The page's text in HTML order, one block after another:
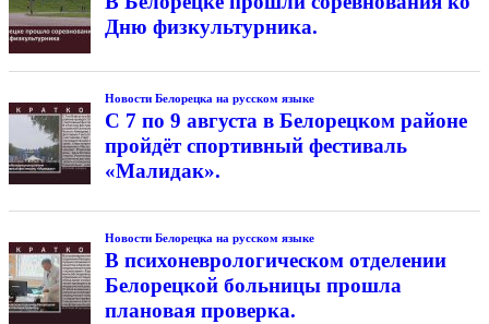
Дню физкультурника.
Новости Белорецка на русском языке
С 7 по 9 августа в Белорецком районе
пройдёт спортивный фестиваль
«Малидак».
Новости Белорецка на русском языке
В психоневрологическом отделении
Белорецкой больницы прошла
плановая проверка.